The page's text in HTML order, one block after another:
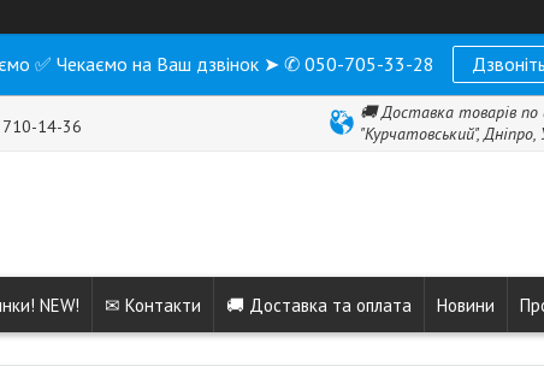
✅ Чекаємо на Ваш дзвінок ➤ ✆ 050-705-33-28
14-36
🚚 Доставка товарів по
"Курчатовський", Дніпро,
NEW! ✉ Контакти 🚚 Доставка та оплата Новини